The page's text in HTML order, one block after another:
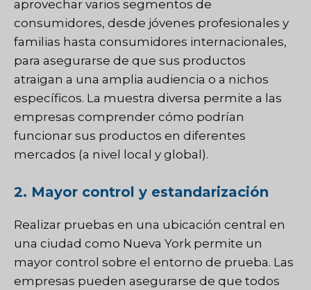
aprovechar varios segmentos de
consumidores, desde jóvenes profesionales y
familias hasta consumidores internacionales,
para asegurarse de que sus productos
atraigan a una amplia audiencia o a nichos
específicos. La muestra diversa permite a las
empresas comprender cómo podrían
funcionar sus productos en diferentes
mercados (a nivel local y global).
2. Mayor control y estandarización
Realizar pruebas en una ubicación central en
una ciudad como Nueva York permite un
mayor control sobre el entorno de prueba. Las
empresas pueden asegurarse de que todos